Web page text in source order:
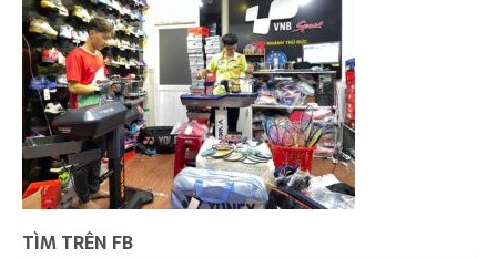
TÌM TRÊN FB